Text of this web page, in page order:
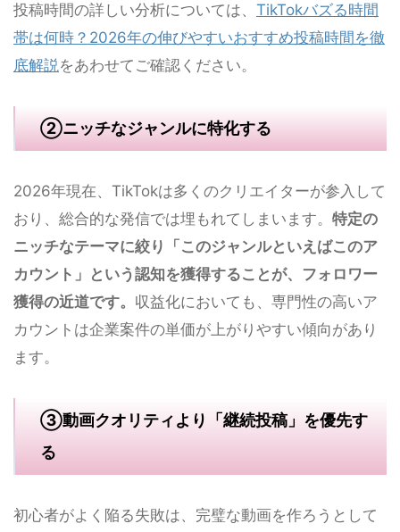
投稿時間の詳しい分析については、 TikTokバズる時間
帯は何時？2026年の伸びやすいおすすめ投稿時間を徹
底解説 をあわせてご確認ください。
②ニッチなジャンルに特化する
2026年現在、TikTokは多くのクリエイターが参入して
おり、総合的な発信では埋もれてしまいます。 特定の
ニッチなテーマに絞り「このジャンルといえばこのア
カウント」という認知を獲得することが、フォロワー
獲得の近道です。 収益化においても、専門性の高いア
カウントは企業案件の単価が上がりやすい傾向があり
ます。
③動画クオリティより「継続投稿」を優先す
る
初心者がよく陥る失敗は、完璧な動画を作ろうとして